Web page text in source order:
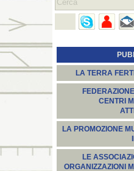
LA TERRA
CENTRI
LA PROMOZIONE
LE
ORGANIZZAZIONI